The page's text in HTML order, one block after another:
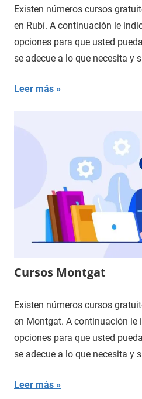
Existen números cursos
en Rubí. A continuación le
opciones para que usted
se adecue a lo que necesita y
Leer más
Cursos Montgat
Existen números cursos
en Montgat. A continuación le
opciones para que usted
se adecue a lo que necesita y
Leer más